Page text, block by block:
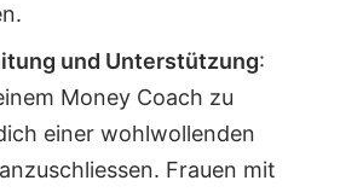
und Unterstützung:
Money Coach zu
einer wohlwollenden
Frauen mit